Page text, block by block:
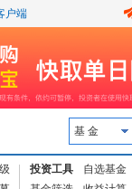
户端
基 金
投资工具
自选基金